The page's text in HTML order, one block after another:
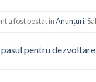
a fost postat inAnunțuri.
pentru